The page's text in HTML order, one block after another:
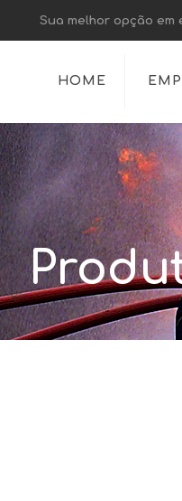
Sua melhor opção em
HOME